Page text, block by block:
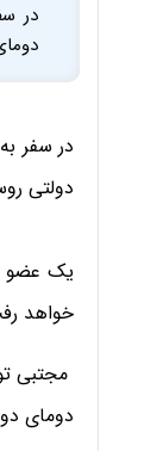
در
در سفر
دولتی
خواهد
مجتبی‌
دومای